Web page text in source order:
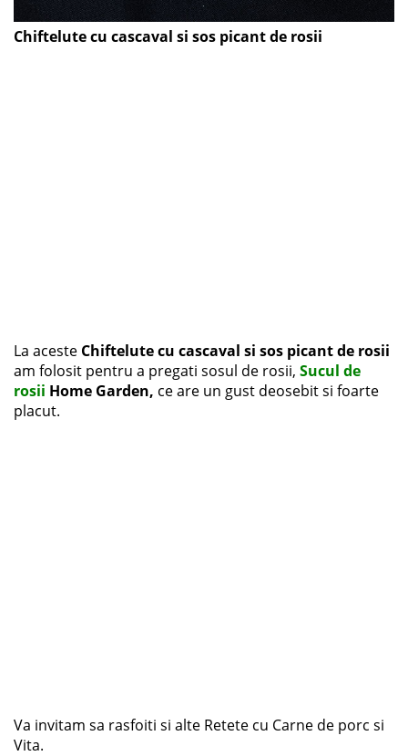
Chiftelute cu cascaval si sos picant de rosii
La aceste Chiftelute cu cascaval si sos picant de rosii
am folosit pentru a pregati sosul de rosii, Sucul de
rosii Home Garden, ce are un gust deosebit si foarte
placut.
Va invitam sa rasfoiti si alte Retete cu Carne de porc si
Vita.